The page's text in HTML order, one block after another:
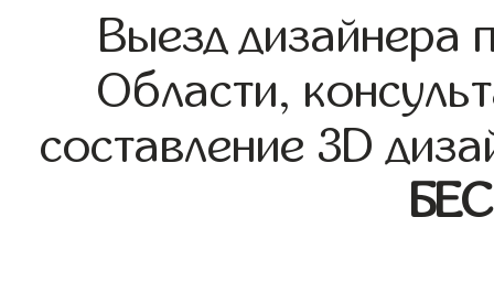
Выезд дизайнера
Области,
составление 3D